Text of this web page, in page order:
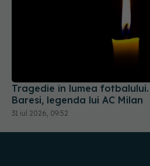
Tragedie în lumea
Baresi, legenda lui AC Milan
31 iul 2026, 09:52